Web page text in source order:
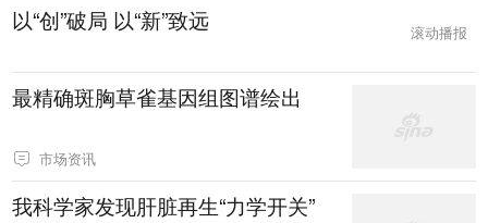
以“创”破局 以“新”致远 滚动播报
最精确斑胸草雀基因组图谱绘出
市场资讯
我科学家发现肝脏再生“力学开关”